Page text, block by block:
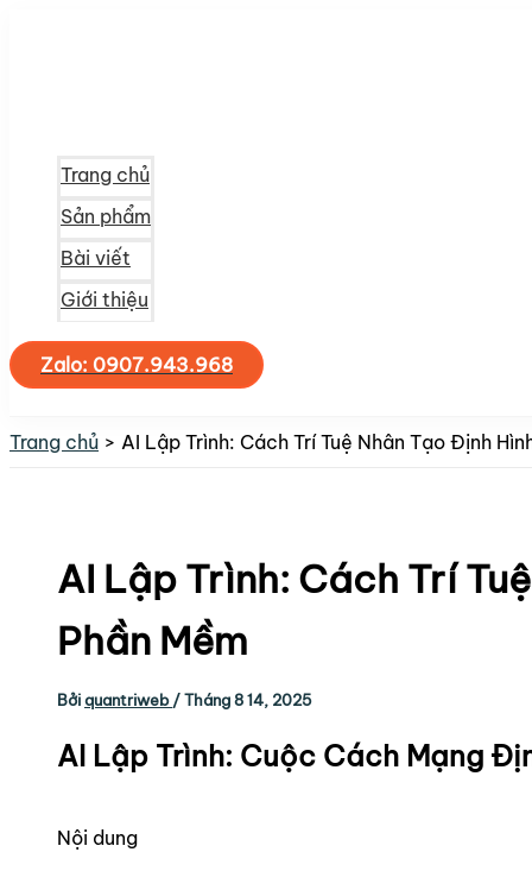
Trang chủ
Sản phẩm
Bài viết
Giới thiệu
Zalo: 0907.943.968
kiếm
Trang chủ AI Lập Trình: Cách Trí Tuệ Nhân Tạo Định
AI Lập Trình: Cách Trí
Phần Mềm
Bởiquantriweb/Tháng 8 14, 2025
AI Lập Trình: Cuộc Cách Mạng
Nội dung